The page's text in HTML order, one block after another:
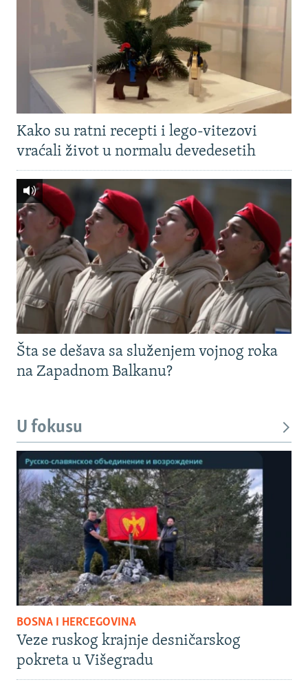
Kako su ratni recepti i lego-vitezovi
vraćali život u normalu devedesetih
Šta se dešava sa služenjem vojnog roka
na Zapadnom Balkanu?
U fokusu
BOSNA I HERCEGOVINA
Veze ruskog krajnje desničarskog
pokreta u Višegradu